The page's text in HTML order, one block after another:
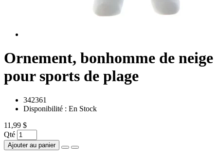
Ornement, bonhomme de neige
pour sports de plage
342361
Disponibilité : En Stock
11,99 $
Qté
Ajouter au panier